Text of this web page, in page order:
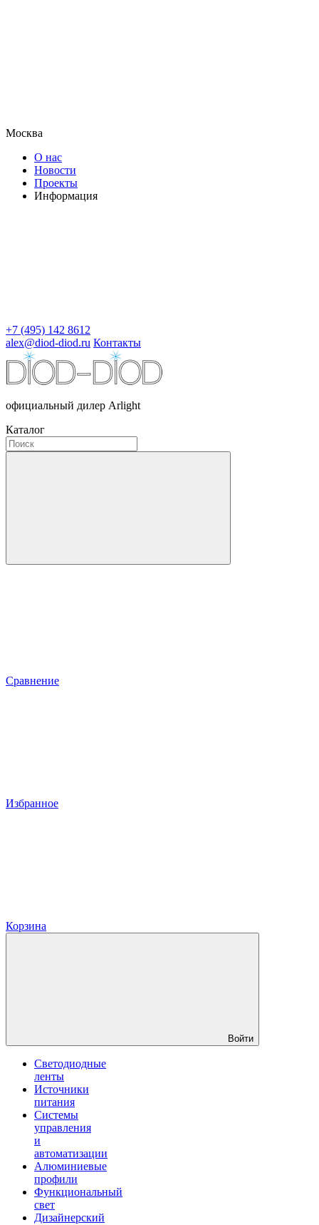
Москва
О нас
Новости
Проекты
Информация
+7 (495) 142 8612
alex@diod-diod.ru Контакты
официальный дилер Arlight
Каталог
Сравнение
Избранное
Корзина
Войти
Светодиодные
ленты
Источники
питания
Системы
управления
и
автоматизации
Алюминиевые
профили
Функциональный
свет
Дизайнерский